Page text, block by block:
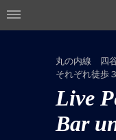
丸の内線 四
それぞれ徒歩
Live
Bar